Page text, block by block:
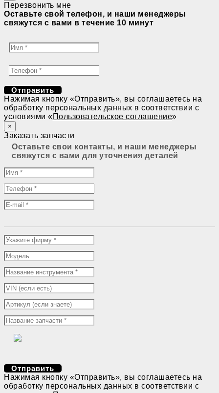
Перезвонить мне
Оставьте свой телефон, и наши менеджеры
свяжутся с вами в течение 10 минут
Отправить
Нажимая кнопку «Отправить», вы соглашаетесь на
обработку персональных данных в соответствии с
условиями «Пользовательское соглашение»
×
Заказать запчасти
Оставьте свои контакты, и наши менеджеры
свяжутся с вами для уточнения деталей
Отправить
Нажимая кнопку «Отправить», вы соглашаетесь на
обработку персональных данных в соответствии с